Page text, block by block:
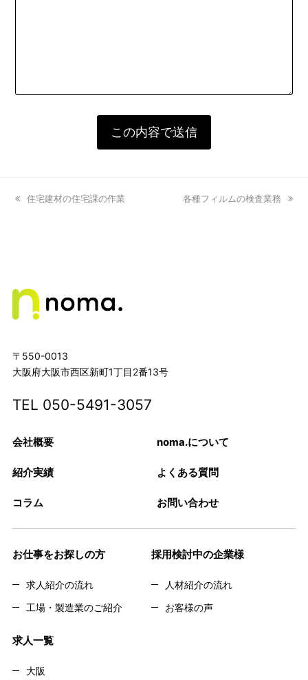
previous
住宅建材の住宅課の作業
next
各種フィルムの検査業務
〒550-0013
大阪府大阪市西区新町1丁目2番13号
TEL 050-5491-3057
会社概要 noma.について
紹介実績 よくある質問
コラム お問い合わせ
お仕事をお探しの方
求人紹介の流れ
工場・製造業のご紹介
採用検討中の企業様
人材紹介の流れ
お客様の声
求人一覧
大阪